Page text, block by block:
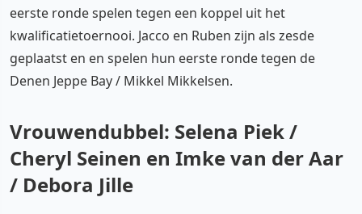
eerste ronde spelen tegen een koppel uit het
kwalificatietoernooi. Jacco en Ruben zijn als zesde
geplaatst en en spelen hun eerste ronde tegen de
Denen Jeppe Bay / Mikkel Mikkelsen.
Vrouwendubbel: Selena Piek /
Cheryl Seinen en Imke van der Aar
/ Debora Jille